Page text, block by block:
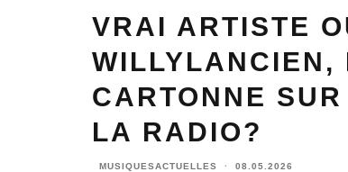
VRAI ARTISTE
WILLYLANCIEN,
CARTONNE
LA RADIO?
MUSIQUESACTUELLES · 08.05.2026